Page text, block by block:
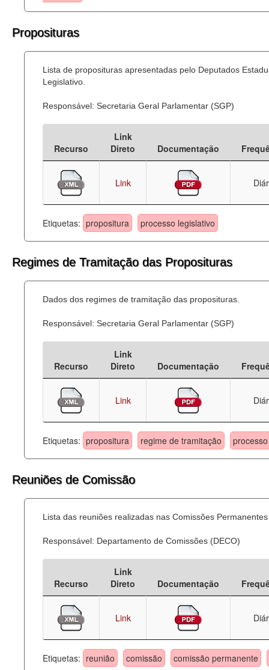
Proposituras
Lista de proposituras apresentadas pelo Deputados
Legislativo.
Responsável: Secretaria Geral Parlamentar (SGP)
Recurso
Link
Direto
Documentação
Link
Etiquetas: propositura processo legislativo
Regimes de Tramitação das Proposituras
Dados dos regimes de tramitação das proposituras.
Responsável: Secretaria Geral Parlamentar (SGP)
Recurso
Link
Direto
Documentação
Link
Etiquetas: propositura regime de tramitação
Reuniões de Comissão
Lista das reuniões realizadas nas Comissões
Responsável: Departamento de Comissões (DECO)
Recurso
Link
Direto
Documentação
Link
Etiquetas: reunião comissão comissão permanente